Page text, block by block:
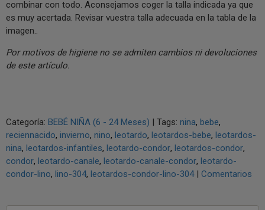
combinar con todo. Aconsejamos coger la talla indicada ya que
es muy acertada. Revisar vuestra talla adecuada en la tabla de la
imagen..
Por motivos de higiene no se admiten cambios ni devoluciones
de este artículo.
Categoría: BEBÉ NIÑA (6 - 24 Meses) | Tags: nina bebe
reciennacido invierno nino leotardo leotardos-bebe leotardos-
nina leotardos-infantiles leotardo-condor leotardos-condor
condor leotardo-canale leotardo-canale-condor leotardo-
condor-lino lino-304 leotardos-condor-lino-304 | Comentarios